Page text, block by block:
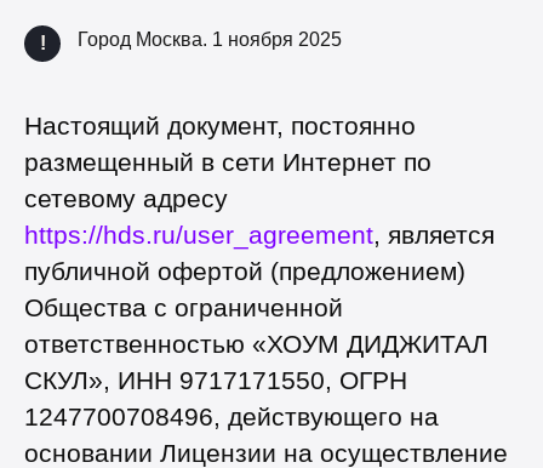
! Город Москва. 1 ноября 2025
Настоящий документ, постоянно
размещенный в сети Интернет по
сетевому адресу
https://hds.ru/user_agreement, является
публичной офертой (предложением)
Общества с ограниченной
ответственностью «ХОУМ ДИДЖИТАЛ
СКУЛ», ИНН 9717171550, ОГРН
1247700708496, действующего на
основании Лицензии на осуществление